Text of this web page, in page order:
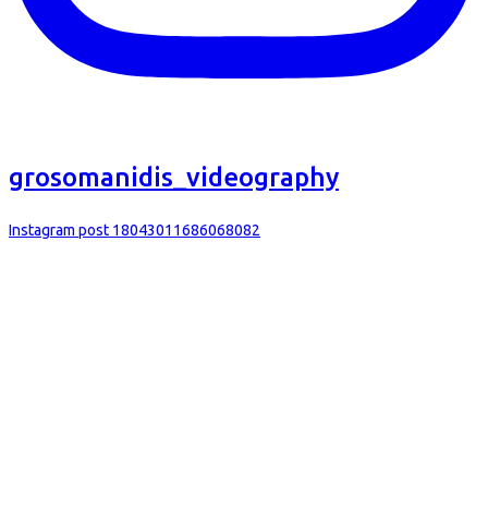
grosomanidis_videography
Instagram post 18043011686068082